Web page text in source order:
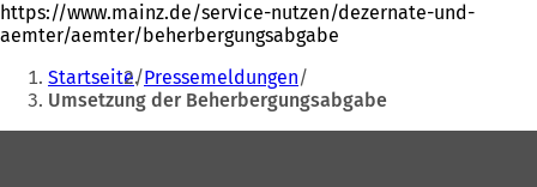
https://www.mainz.de/service-nutzen/dezernate-und-
aemter/aemter/beherbergungsabgabe
Sie
befinden
sich
Startseite Pressemeldungen
Umsetzung der Beherbergungsabgabe